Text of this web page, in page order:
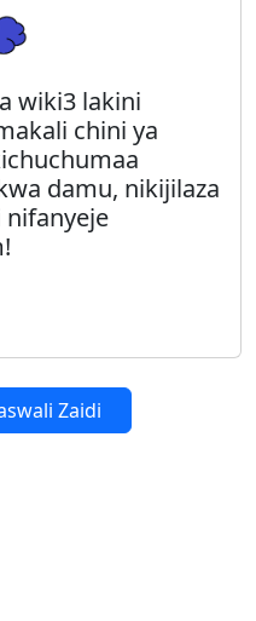
wiki3 lakini
chini ya
damu, nikijilaza
Zaidi